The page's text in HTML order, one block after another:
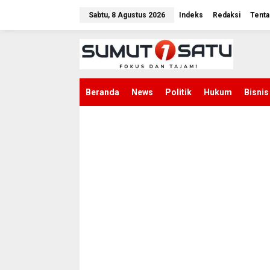
Sabtu, 8 Agustus 2026 Indeks Redaksi
Beranda News Politik Hukum Bisnis